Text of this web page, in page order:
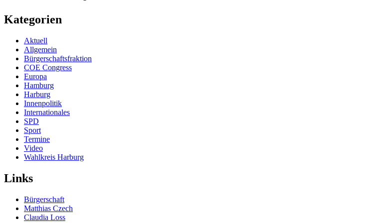
Kategorien
Aktuell
Allgemein
Bürgerschaftsfraktion
COE Congress
Europa
Hamburg
Harburg
Innenpolitik
Internationales
SPD
Sport
Termine
Video
Wahlkreis Harburg
Links
Bürgerschaft
Matthias Czech
Claudia Loss